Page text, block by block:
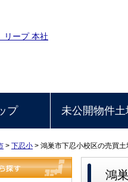
プ 未公開物件土
> 下忍小 > 鴻巣市下忍小校区の売買
鴻